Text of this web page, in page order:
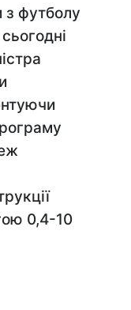
з футболу
0,4-10